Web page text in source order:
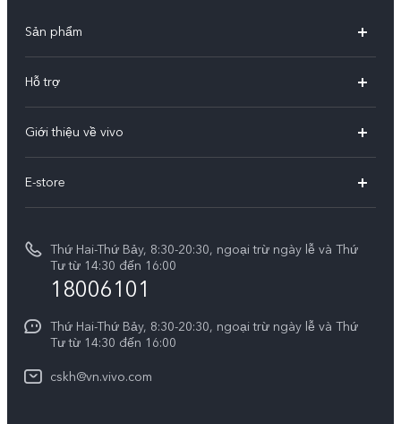
Sản phẩm
V60
V60 Lite 5G
V50 Lite 5G
V50 Lite
Y39 5G
Y29
Hỗ trợ
Funtouch OS
Tra cứu giá linh kiện
Xác thực bằng IMEI
Dịch vụ cuộc hẹn
Truy vấn tiến độ sửa chữa
Giới thiệu về vivo
Thông báo pháp lý
Tính Bền Vững
E-store
Thứ Hai-Thứ Bảy, 8:30-20:30, ngoại trừ ngày lễ và Thứ
Tư từ 14:30 đến 16:00
18006101
Thứ Hai-Thứ Bảy, 8:30-20:30, ngoại trừ ngày lễ và Thứ
Tư từ 14:30 đến 16:00
cskh@vn.vivo.com